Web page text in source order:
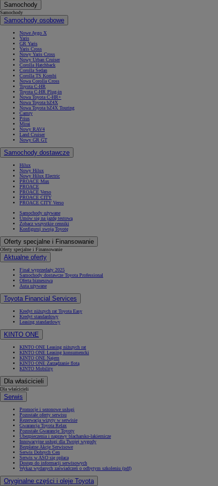
Samochody
Samochody
Samochody osobowe
Nowe Aygo X
Yaris
GR Yaris
Yaris Cross
Nowy Yaris Cross
Nowy Urban Cruiser
Corolla Hatchback
Corolla Sedan
Corolla TS Kombi
Nowa Corolla Cross
Toyota C-HR
Toyota C-HR Plug-in
Nowa Toyota C-HR+
Nowa Toyota bZ4X
Nowa Toyota bZ4X Touring
Camry
Prius
Mirai
Nowy RAV4
Land Cruiser
Nowy GR GT
Samochody dostawcze
Hilux
Nowy Hilux
Nowy Hilux Electric
PROACE Max
PROACE
PROACE Verso
PROACE CITY
PROACE CITY Verso
Samochody używane
Umów się na jazdę testową
Zobacz wszystkie cenniki
Konfiguruj swoją Toyotę
Oferty specjalne i Finansowanie
Oferty specjalne i Finansowanie
Aktualne oferty
Finał wyprzedaży 2025
Samochody dostawcze Toyota Professional
Oferta biznesowa
Auta używane
Toyota Financial Services
Kredyt niższych rat Toyota Easy
Kredyt standardowy
Leasing standardowy
KINTO ONE
KINTO ONE Leasing niższych rat
KINTO ONE Leasing konsumencki
KINTO ONE Najem
KINTO ONE Zarządzanie flotą
KINTO Mobility
Dla właścicieli
Dla właścicieli
Serwis
Promocje i sezonowe usługi
Pozostałe oferty serwisu
Rezerwacja wizyty w serwisie
Gwarancja Toyota Relax
Pozostałe Gwarancje Toyoty
Ubezpieczenia i naprawy blacharsko-lakiernicze
Innowacyjne usługi dla Twojej wygody
Bezpłatne Akcje Serwisowe
Serwis Dobrych Cen
Serwis w ASO się opłaca
Dostęp do informacji serwisowych
Wykaz wydanych zaświadczeń o odbytym szkoleniu (pdf)
Oryginalne części i oleje Toyota